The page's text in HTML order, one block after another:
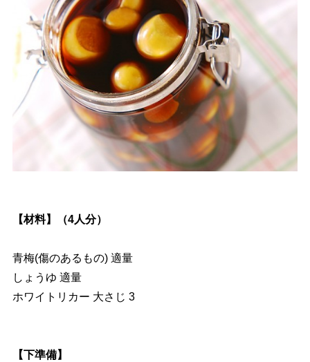
【材料】（4人分）
青梅(傷のあるもの) 適量
しょうゆ 適量
ホワイトリカー 大さじ 3
【下準備】